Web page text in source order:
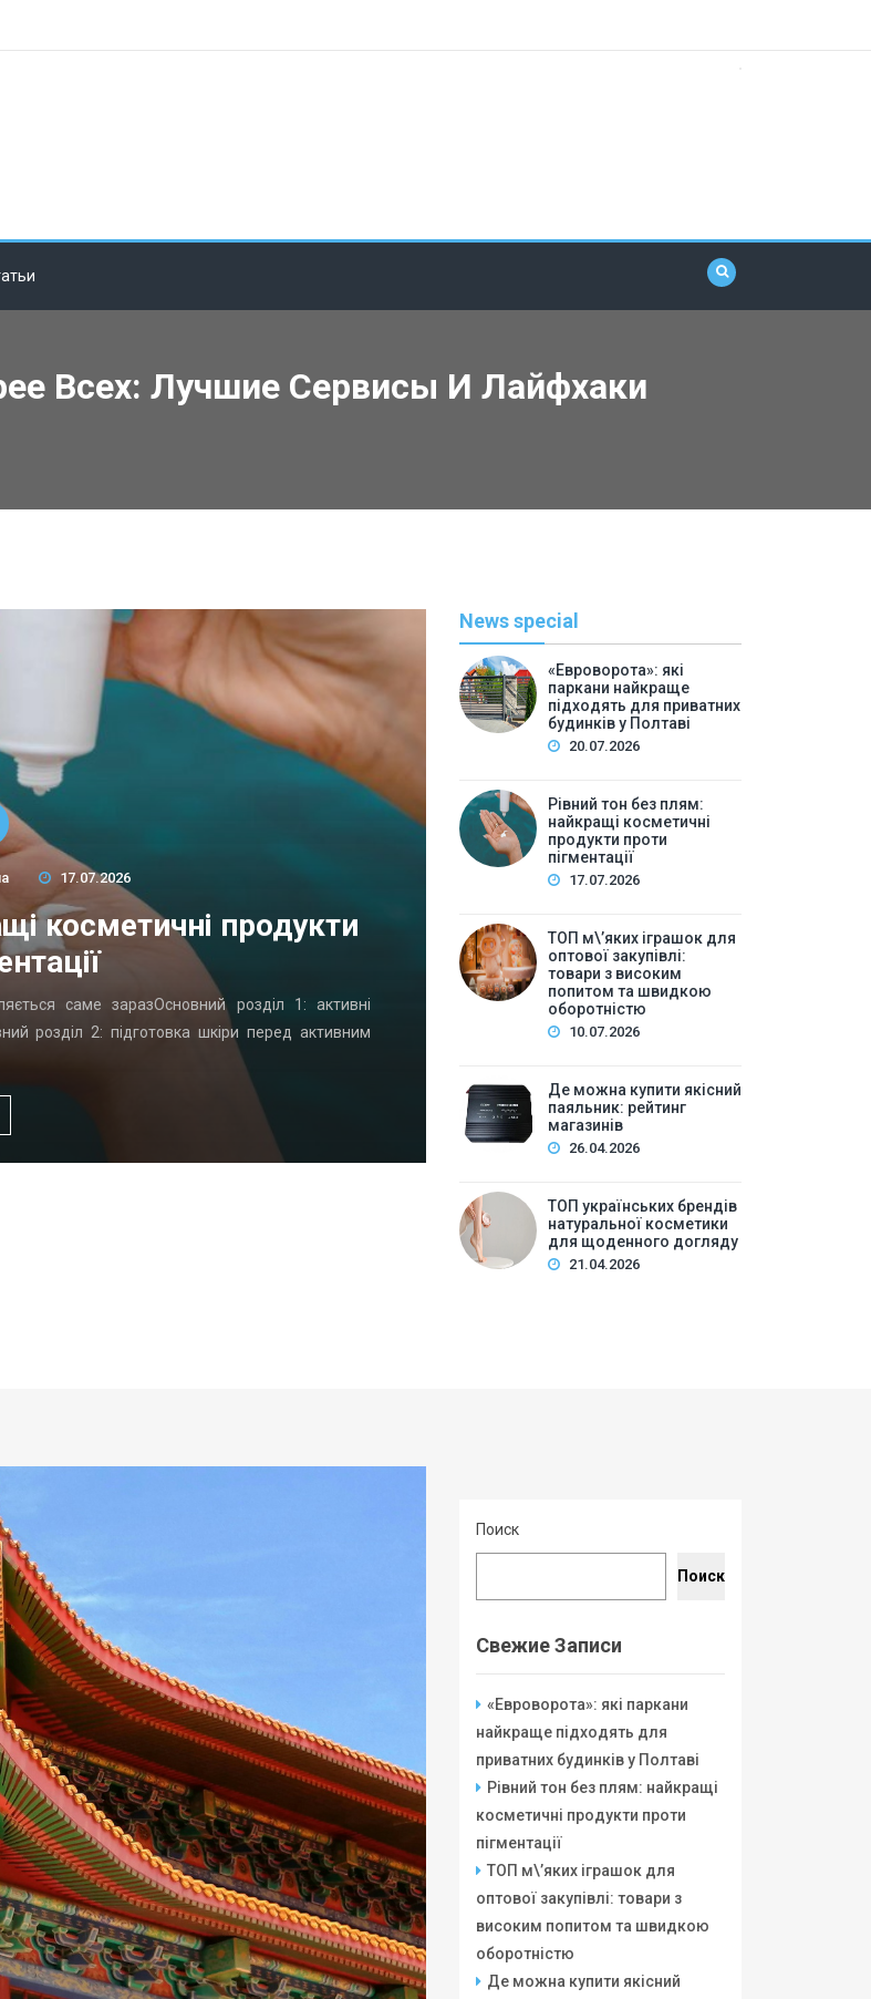
Всех: Лучшие Сервисы И Лайфхаки
17.07.2026
косметичні продукти
саме заразОсновний розділ 1: активні
розділ 2: підготовка шкіри перед активним
ТОП м\’яких іграшок для
високим попитом
Зміст:Історія попиту на м\’які іграшки: від
оптової закупівлі у 2026 роціKalibri — лідер за
News special
«Евроворота»: які
паркани найкраще
підходять для приватних
будинків у Полтаві
20.07.2026
Рівний тон без плям:
найкращі косметичні
продукти проти
пігментації
17.07.2026
ТОП м\’яких іграшок для
оптової закупівлі:
товари з високим
попитом та швидкою
оборотністю
10.07.2026
Де можна купити якісний
паяльник: рейтинг
магазинів
26.04.2026
ТОП українських брендів
натуральної косметики
для щоденного догляду
21.04.2026
Поиск
Поиск
Свежие Записи
«Евроворота»: які паркани
найкраще підходять для
приватних будинків у Полтаві
Рівний тон без плям: найкращі
косметичні продукти проти
пігментації
ТОП м\’яких іграшок для
оптової закупівлі: товари з
високим попитом та швидкою
оборотністю
Де можна купити якісний